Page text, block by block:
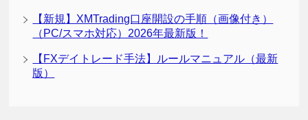
【新規】XMTrading口座開設の手順（画像付き）
（PC/スマホ対応）2026年最新版！
【FXデイトレード手法】ルールマニュアル（最新
版）